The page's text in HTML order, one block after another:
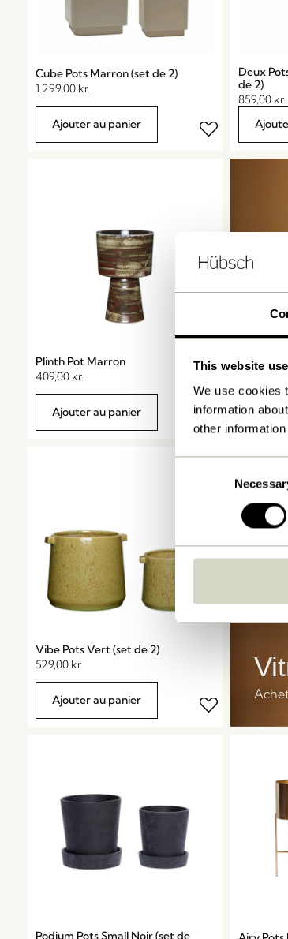
This website
We use cookies
information
other
Cube Pots Marron (set de 2)
1.299,00 kr.
Ajouter au panier
Deux
de 2)
859,00 kr.
Plinth Pot Marron
409,00 kr.
Ajouter au panier
Vibe Pots Vert (set de 2)
529,00 kr.
Ajouter au panier
Podium Pots Small Noir (set de